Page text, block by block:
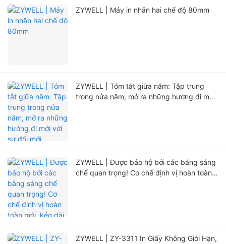
ZYWELL | Máy in nhãn hai chế độ 80mm
ZYWELL | Tóm tắt giữa năm: Tập trung
trong nửa năm, mở ra những hướng đi mới
ZYWELL | Được bảo hộ bởi các bằng sáng
chế quan trọng! Cơ chế định vị hoàn toàn
ZYWELL | ZY-3311 In Giấy Không Giới Hạn,